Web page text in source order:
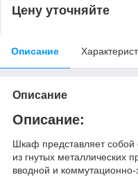
Цену уточняйте
Описание
Описание
Описание:
Шкаф представляет собой
из гнутых металлических
вводной и